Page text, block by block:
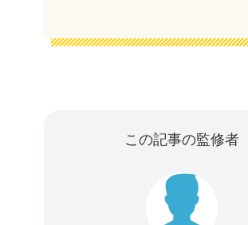
この記事の監修者